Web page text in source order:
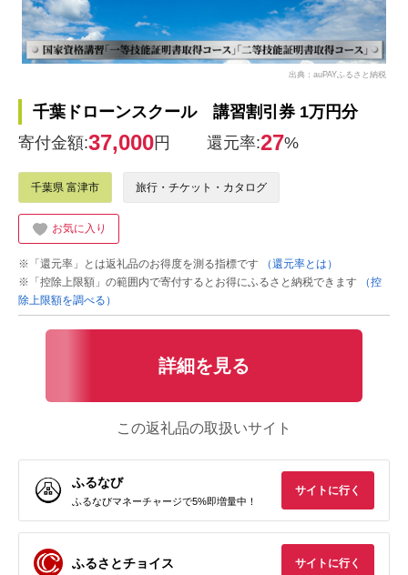
出典：auPAYふるさと納税
千葉ドローンスクール 講習割引券 1万円分
寄付金額:37,000円 還元率:27%
千葉県 富津市 旅行・チケット・カタログ
お気に入り
※「還元率」とは返礼品のお得度を測る指標です
（還元率とは）
※「控除上限額」の範囲内で寄付するとお得にふるさと納税できます
（控
除上限額を調べる）
詳細を見る
この返礼品の取扱いサイト
ふるなび
ふるなびマネーチャージで5%即増量中！
サイトに行く
ふるさとチョイス サイトに行く